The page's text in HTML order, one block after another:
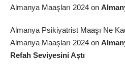
Almanya Maaşları 2024 on
Almanya Psikiyatrist Maaşı Ne
Almanya Maaşları 2024 on
Refah Seviyesini Aştı